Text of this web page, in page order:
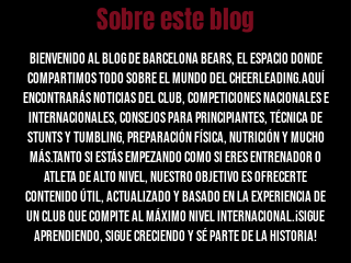
Sobre este blog
Bienvenido al blog de Barcelona Bears, el espacio donde
compartimos todo sobre el mundo del cheerleading.Aquí
encontrarás noticias del club, competiciones nacionales e
internacionales, consejos para principiantes, técnica de
stunts y tumbling, preparación física, nutrición y mucho
más.Tanto si estás empezando como si eres entrenador o
atleta de alto nivel, nuestro objetivo es ofrecerte
contenido útil, actualizado y basado en la experiencia de
un club que compite al máximo nivel internacional.¡Sigue
aprendiendo, sigue creciendo y sé parte de la historia!